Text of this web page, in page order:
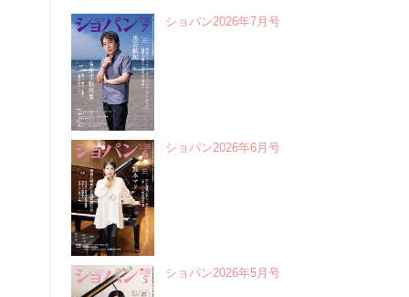
ショパン2026年7月号
ショパン2026年6月号
ショパン2026年5月号